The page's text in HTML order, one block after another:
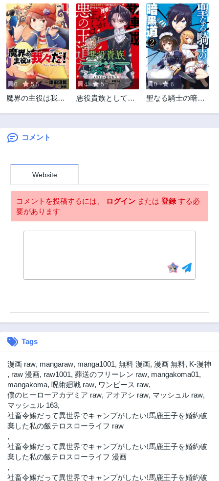
0 5.5
魔界の主役は我々
4 5
悪役貴族として必
0 6
聖なる騎士の暗黒
コメント
Website
コメントを投稿するには、 ログイン または 登録する必
要があります
Tags
漫画 raw, mangaraw, manga1001, 無料 漫画, 漫画 無料, K-漫神
, raw 漫画, raw1001, 葬送のフリーレン raw, mangakoma01,
mangakoma, 呪術廻戦 raw, ワンピース raw,
僕のヒーローアカデミア raw, アオアシ raw, マッシュル raw,
マッシュル 163,
社畜令嬢だって異世界でキャンプがしたい!馬鹿王子を婚約破
棄した私の飯テロスローライフ raw
,
社畜令嬢だって異世界でキャンプがしたい!馬鹿王子を婚約破
棄した私の飯テロスローライフ 漫画
,
社畜令嬢だって異世界でキャンプがしたい!馬鹿王子を婚約破